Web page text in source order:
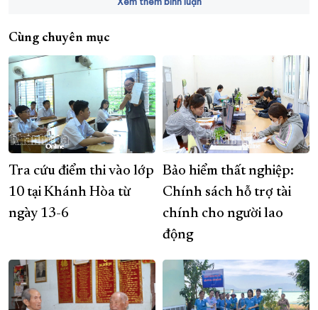
Cùng chuyên mục
Tra cứu điểm thi vào lớp
10 tại Khánh Hòa từ
ngày 13-6
Bảo hiểm thất nghiệp:
Chính sách hỗ trợ tài
chính cho người lao
động